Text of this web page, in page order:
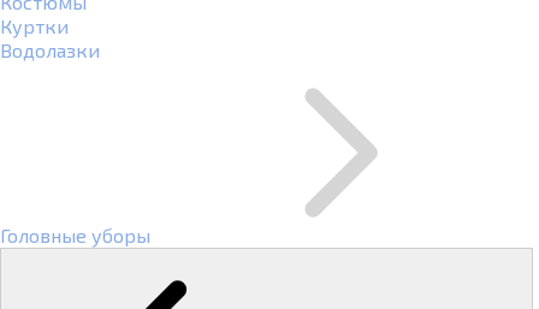
Куртки
Водолазки
Головные уборы